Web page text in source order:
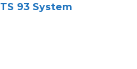
TS 93 System